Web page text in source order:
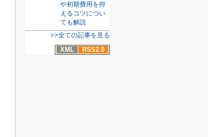
や初期費用を抑
えるコツについ
ても解説
>>全ての記事を見る
XML
RSS2.0